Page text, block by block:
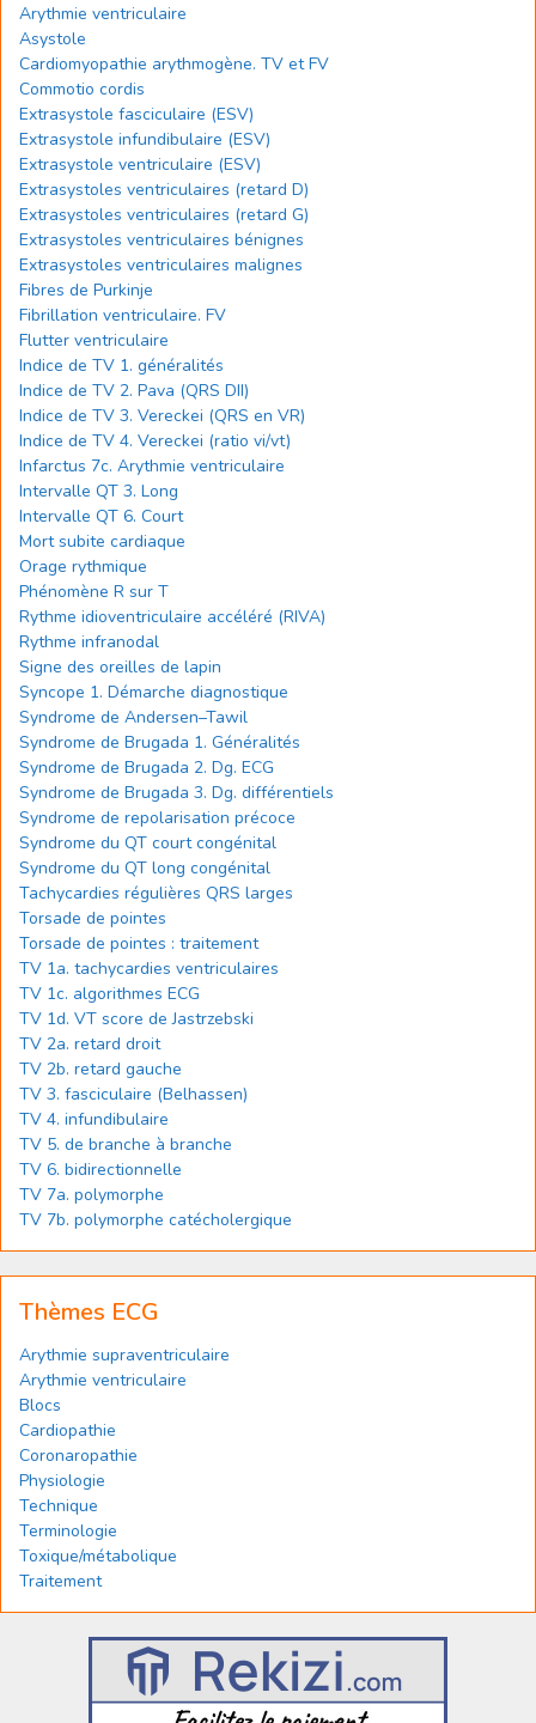
Arythmie ventriculaire
Asystole
Cardiomyopathie arythmogène. TV et FV
Commotio cordis
Extrasystole fasciculaire (ESV)
Extrasystole infundibulaire (ESV)
Extrasystole ventriculaire (ESV)
Extrasystoles ventriculaires (retard D)
Extrasystoles ventriculaires (retard G)
Extrasystoles ventriculaires bénignes
Extrasystoles ventriculaires malignes
Fibres de Purkinje
Fibrillation ventriculaire. FV
Flutter ventriculaire
Indice de TV 1. généralités
Indice de TV 2. Pava (QRS DII)
Indice de TV 3. Vereckei (QRS en VR)
Indice de TV 4. Vereckei (ratio vi/vt)
Infarctus 7c. Arythmie ventriculaire
Intervalle QT 3. Long
Intervalle QT 6. Court
Mort subite cardiaque
Orage rythmique
Phénomène R sur T
Rythme idioventriculaire accéléré (RIVA)
Rythme infranodal
Signe des oreilles de lapin
Syncope 1. Démarche diagnostique
Syndrome de Andersen–Tawil
Syndrome de Brugada 1. Généralités
Syndrome de Brugada 2. Dg. ECG
Syndrome de Brugada 3. Dg. différentiels
Syndrome de repolarisation précoce
Syndrome du QT court congénital
Syndrome du QT long congénital
Tachycardies régulières QRS larges
Torsade de pointes
Torsade de pointes : traitement
TV 1a. tachycardies ventriculaires
TV 1c. algorithmes ECG
TV 1d. VT score de Jastrzebski
TV 2a. retard droit
TV 2b. retard gauche
TV 3. fasciculaire (Belhassen)
TV 4. infundibulaire
TV 5. de branche à branche
TV 6. bidirectionnelle
TV 7a. polymorphe
TV 7b. polymorphe catécholergique
Thèmes ECG
Arythmie supraventriculaire
Arythmie ventriculaire
Blocs
Cardiopathie
Coronaropathie
Physiologie
Technique
Terminologie
Toxique/métabolique
Traitement